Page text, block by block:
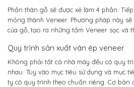
Phần thân gỗ sẽ được xẻ làm 4 phần.
mỏng thành Veneer. Phương pháp này
của gỗ, tạo ra những tấm Veneer sọc và
Quy trình sản xuất ván ép veneer
Không phải tất cả nhà máy đều có quy
nhau. Tùy vào mục tiêu sử dụng và mục
ty có quy trình theo chuẩn riêng. Cơ bản